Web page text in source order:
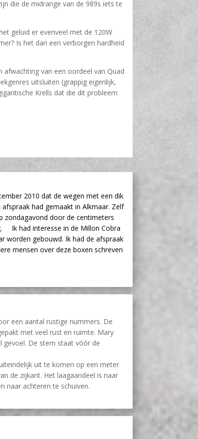
die de midrange van de 989s iets te
geluid er evenveel met de 120W
Is het dan een verborgen hardheid
van een oordeel van Quad
uitsluiten (grappig eigenlijk,
Krells dat die dit probleem
2010 dat de wegen met een dik
had gemaakt in Alkmaar. Zelf
zondagavond door de centimeters
Ik had interesse in de Millon Cobra
worden gebouwd. Ik had de afspraak
mensen over deze boxen schreven
een aantal rustige nummers. De
met veel rust en ruimte. Mary
gevoel. De stem staat vóór de
uit te komen op een meter
de zijkant. Het laagaandeel is naar
naar achteren te schuiven.